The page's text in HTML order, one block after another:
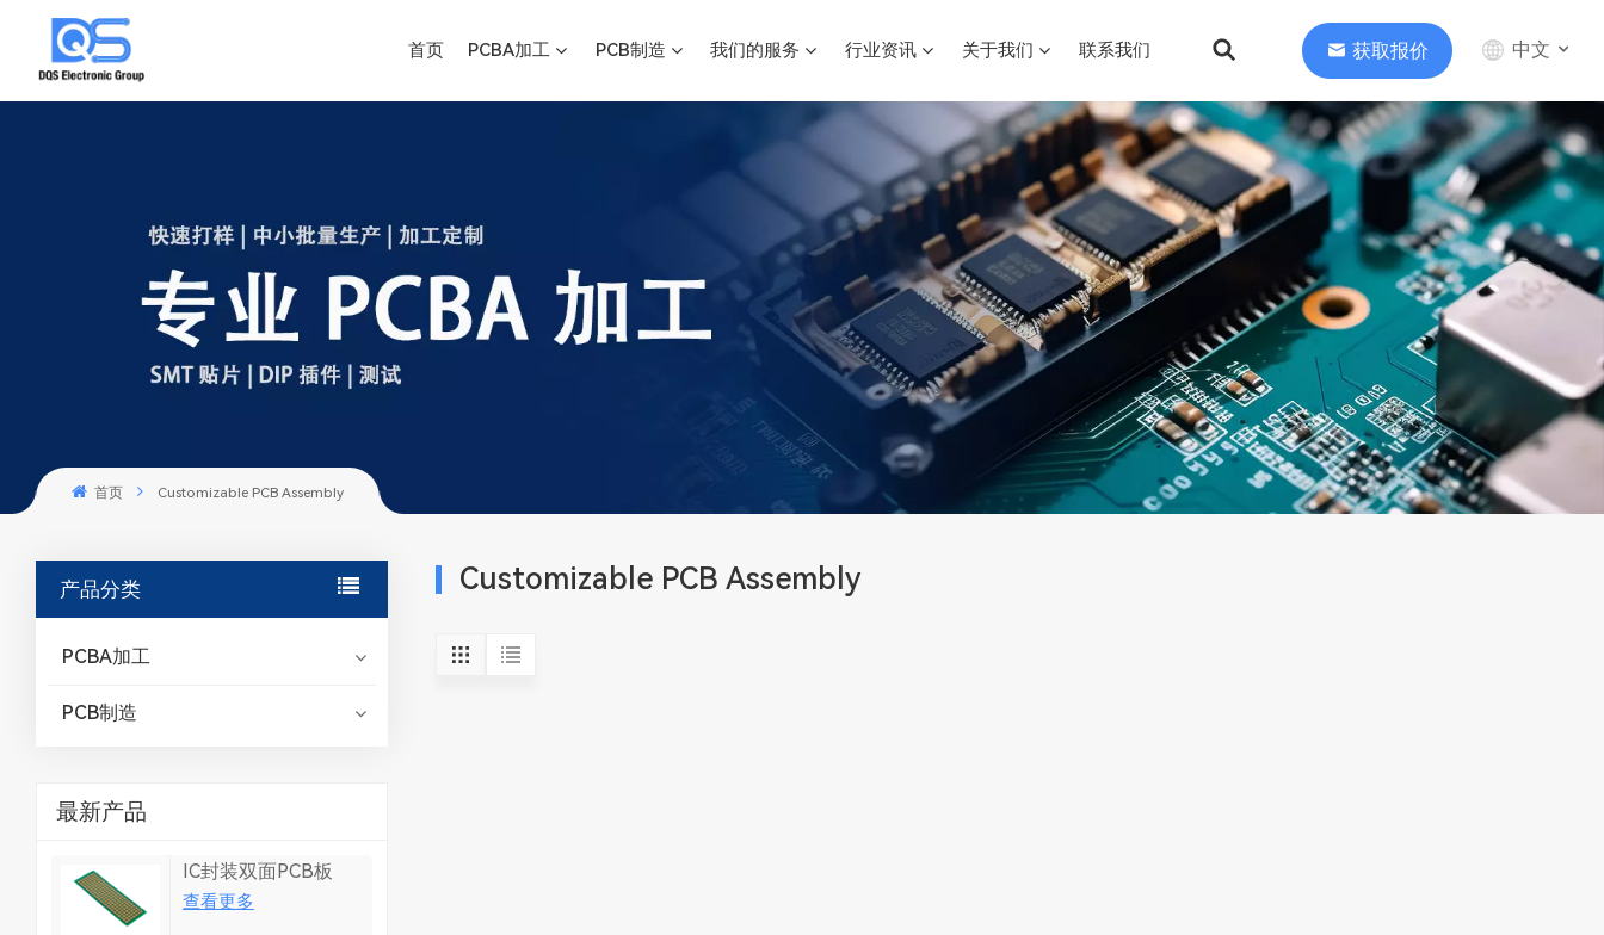
首页 PCBA加工 PCB制造 我们的服务 行业资讯 关于我们 联系我们 获取报价 中文
English
中文
Deutsch
首页 Customizable PCB Assembly
产品分类
PCBA加工
PCB制造
最新产品
IC封装双面PCB板
查看更多
Customizable PCB Assembly